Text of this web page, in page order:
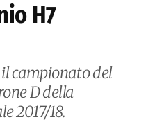
H7
campionato del
D della
2017/18.